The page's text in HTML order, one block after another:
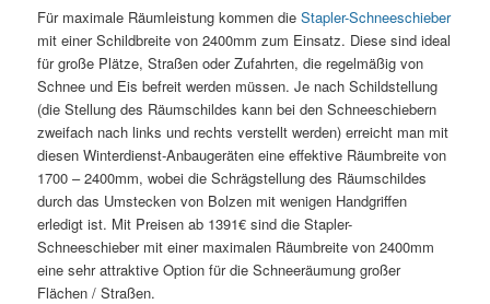
Für maximale Räumleistung kommen dieStapler-Schneeschieber
mit einer Schildbreite von 2400mm zum Einsatz. Diese sind ideal
für große Plätze, Straßen oder Zufahrten, die regelmäßig von
Schnee und Eis befreit werden müssen. Je nach Schildstellung
(die Stellung des Räumschildes kann bei den Schneeschiebern
zweifach nach links und rechts verstellt werden) erreicht man mit
diesen Winterdienst-Anbaugeräten eine effektive Räumbreite von
1700 – 2400mm, wobei die Schrägstellung des Räumschildes
durch das Umstecken von Bolzen mit wenigen Handgriffen
erledigt ist. Mit Preisen ab 1391€ sind die Stapler-
Schneeschieber mit einer maximalen Räumbreite von 2400mm
eine sehr attraktive Option für die Schneeräumung großer
Flächen / Straßen.